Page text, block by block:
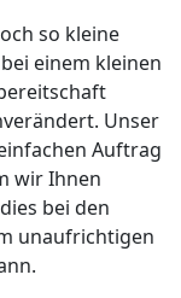
so kleine
einem kleinen
Unser
Auftrag
wir Ihnen
bei den
unaufrichtigen